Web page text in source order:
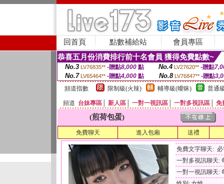
回首頁 點數補給站 會員專區
恭喜五月份消費排行前十名會員 獲得免費點數~
No.3 LV76835** -贈點8,000點 No.4 LV27620** -贈點
No.7 LV65464** -贈點4,000 點 No.8 LV76847** -贈點
頻道指數
限制級(火辣) 輔導級(曖昧) 普通
頻道 台妹專區 新人區 一對一視訊區 一對多視訊區 免
(煎荷包蛋)
免費聊天 進入包廂 送禮
免費文字聊天:
一對多視訊聊天:
一對一視訊聊天: